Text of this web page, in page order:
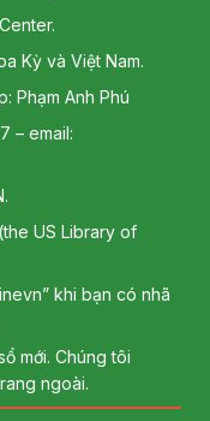
Kỳ và Việt Nam.
Phạm Anh Phú
– email:
US Library of
khi bạn có nhã
mới. Chúng tôi
ngoài.